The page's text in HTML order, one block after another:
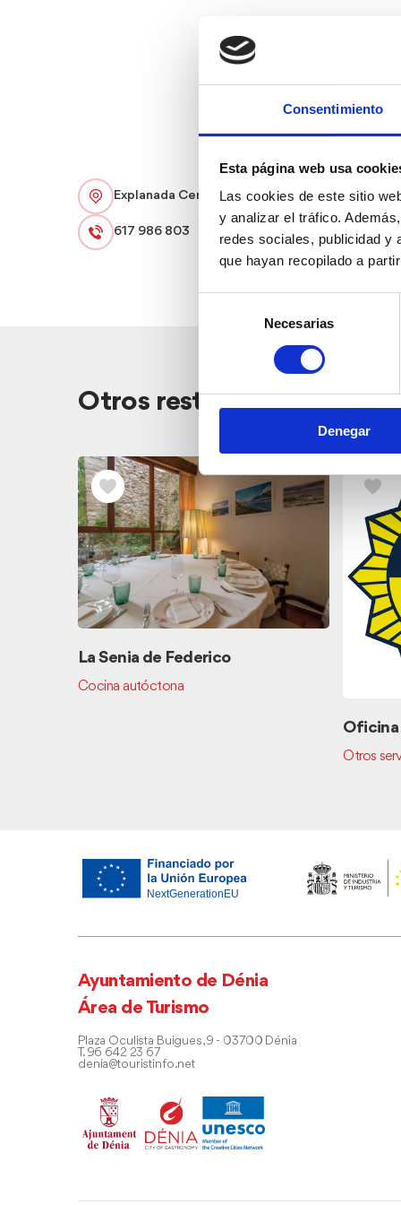
Consentimiento
Esta página web usa
Las cookies de este sitio
y analizar el tráfico.
redes sociales, publicidad y
que hayan recopilado a
consentimiento
Necesarias
Denegar
Explanada Cervantes 17
617 986 803
Otros restaurantes
La Senia de Federico
Cocina autóctona
Oficina
Otros
Ayuntamiento de Dénia
Área de Turismo
Plaza Oculista Buigues, 9 - 03700 Dénia
T. 96 642 23 67
denia@touristinfo.net